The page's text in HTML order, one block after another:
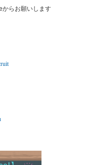
からお願いします